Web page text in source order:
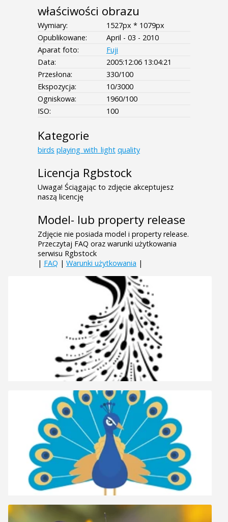
właściwości obrazu
Wymiary:
1527px * 1079px
Opublikowane:
April - 03 - 2010
Aparat foto:
Fuji
Data:
2005:12:06 13:04:21
Przesłona:
330/100
Ekspozycja:
10/3000
Ogniskowa:
1960/100
ISO:
100
Kategorie
birds playing_with_light quality
Licencja Rgbstock
Uwaga! Ściągając to zdjęcie akceptujesz
naszą licencję
Model- lub property release
Zdjęcie nie posiada model i property release.
Przeczytaj FAQ oraz warunki użytkowania
serwisu Rgbstock
| FAQ | Warunki użytkowania |